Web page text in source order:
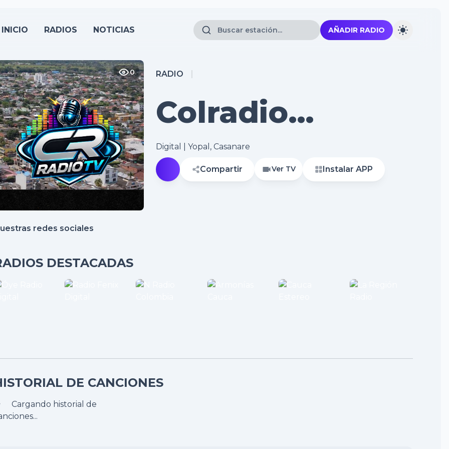
INICIO RADIOS NOTICIAS AÑADIR RADIO
RADIO
Colradio
Casanare
0
Digital | Yopal, Casanare
Compartir Ver TV Instalar APP
redes sociales
DESTACADAS
DE CANCIONES
Cargando historial de